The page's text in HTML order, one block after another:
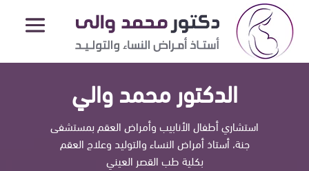
عيادة الدكتور محمد والي
الدكتور محمد والي
استشاري أطفال الأنابيب وأمراض العقم بمستشفى
جنة، أستاذ أمراض النساء والتوليد وعلاج العقم
بكلية طب القصر العيني